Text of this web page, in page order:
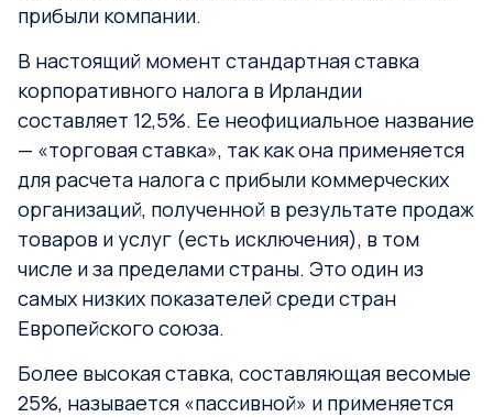
прибыли компании.
В настоящий момент стандартная ставка
корпоративного налога в Ирландии
составляет 12,5%. Ее неофициальное название
— «торговая ставка», так как она применяется
для расчета налога с прибыли коммерческих
организаций, полученной в результате продаж
товаров и услуг (есть исключения), в том
числе и за пределами страны. Это один из
самых низких показателей среди стран
Европейского союза.
Более высокая ставка, составляющая весомые
25%, называется «пассивной» и применяется